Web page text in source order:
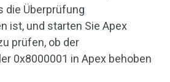
die Überprüfung
ist, und starten Sie Apex
prüfen, ob der
0x8000001 in Apex behoben